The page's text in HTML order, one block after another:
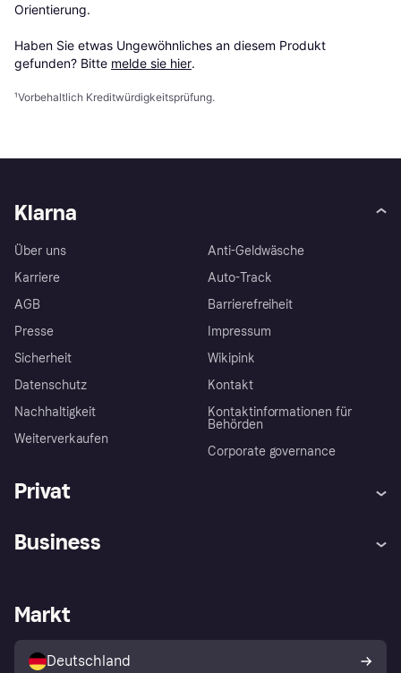
Orientierung.
Haben Sie etwas Ungewöhnliches an diesem Produkt
gefunden? Bitte melde sie hier.
¹Vorbehaltlich Kreditwürdigkeitsprüfung.
Klarna
Über uns
Karriere
AGB
Presse
Sicherheit
Datenschutz
Nachhaltigkeit
Weiterverkaufen
Anti-Geldwäsche
Auto-Track
Barrierefreiheit
Impressum
Wikipink
Kontakt
Kontaktinformationen für
Behörden
Corporate governance
Privat
Klarna App
Shops entdecken
Käuferschutzrichtlinie
Dein Widerrufsrecht
Business
Händlerportal
Markt
Deutschland